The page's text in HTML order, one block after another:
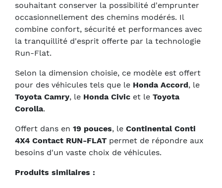
souhaitant conserver la possibilité d'emprunter
occasionnellement des chemins modérés. Il
combine confort, sécurité et performances avec
la tranquillité d'esprit offerte par la technologie
Run-Flat.
Selon la dimension choisie, ce modèle est offert
pour des véhicules tels que le Honda Accord, le
Toyota Camry, le Honda Civic et le Toyota
Corolla.
Offert dans en 19 pouces, le Continental Conti
4X4 Contact RUN-FLAT permet de répondre aux
besoins d'un vaste choix de véhicules.
Produits similaires :